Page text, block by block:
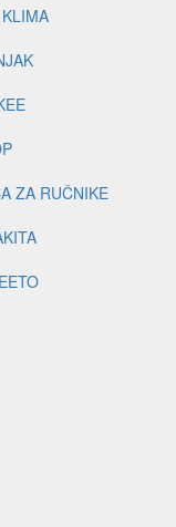
ZA RUČNIKE